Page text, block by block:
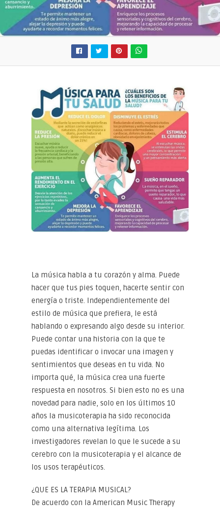
La música habla a tu corazón y alma. Puede
hacer que tus pies toquen, hacerte sentir con
energía o triste. Independientemente del
estilo de música que prefiera, le está
hablando o expresando algo desde su interior.
Puede contar una historia con la que te
puedas identificar o invocar una imagen y
sentimientos que deseas en tu vida. No
importa qué, la música crea una fuerte
respuesta en nosotros. Si bien esto no es una
novedad para nadie, solo en los últimos 10
años la musicoterapia ha sido reconocida
como una alternativa legítima. Los
investigadores revelan lo que le sucede a su
cerebro con la musicoterapia y el alcance de
los usos terapéuticos.
¿QUE ES LA TERAPIA MUSICAL?
De acuerdo con la American Music Therapy